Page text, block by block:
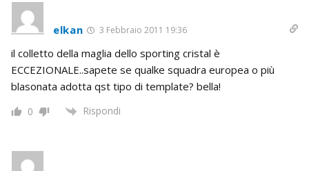
elkan 3 Febbraio 2011 19:36
il colletto della maglia dello sporting cristal è
ECCEZIONALE..sapete se qualke squadra europea o più
blasonata adotta qst tipo di template? bella!
0 Rispondi